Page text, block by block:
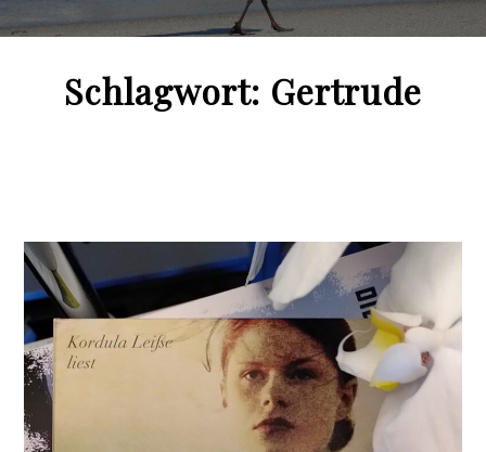
Schlagwort: Gertrude